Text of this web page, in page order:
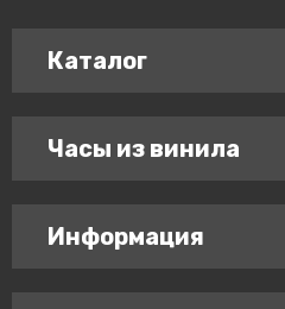
Каталог
Часы из винила
Информация